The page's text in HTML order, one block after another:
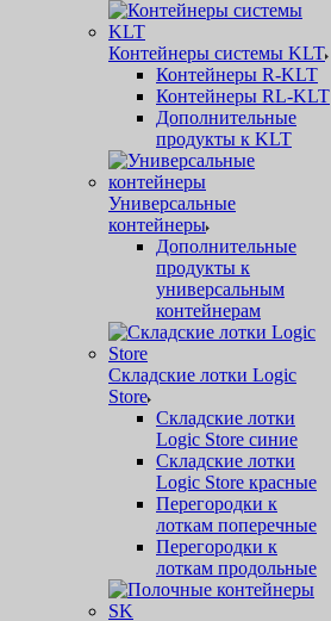
Контейнеры системы KLT
Контейнеры R-KLT
Контейнеры RL-KLT
Дополнительные
продукты к KLT
Универсальные
контейнеры
Дополнительные
продукты к
универсальным
контейнерам
Складские лотки Logic
Store
Складские лотки
Logic Store синие
Складские лотки
Logic Store красные
Перегородки к
лоткам поперечные
Перегородки к
лоткам продольные